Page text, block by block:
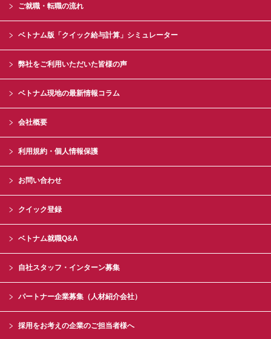
ご就職・転職の流れ
ベトナム版「クイック給与計算」シミュレーター
弊社をご利用いただいた皆様の声
ベトナム現地の最新情報コラム
会社概要
利用規約・個人情報保護
お問い合わせ
クイック登録
ベトナム就職Q&A
自社スタッフ・インターン募集
パートナー企業募集（人材紹介会社）
採用をお考えの企業のご担当者様へ